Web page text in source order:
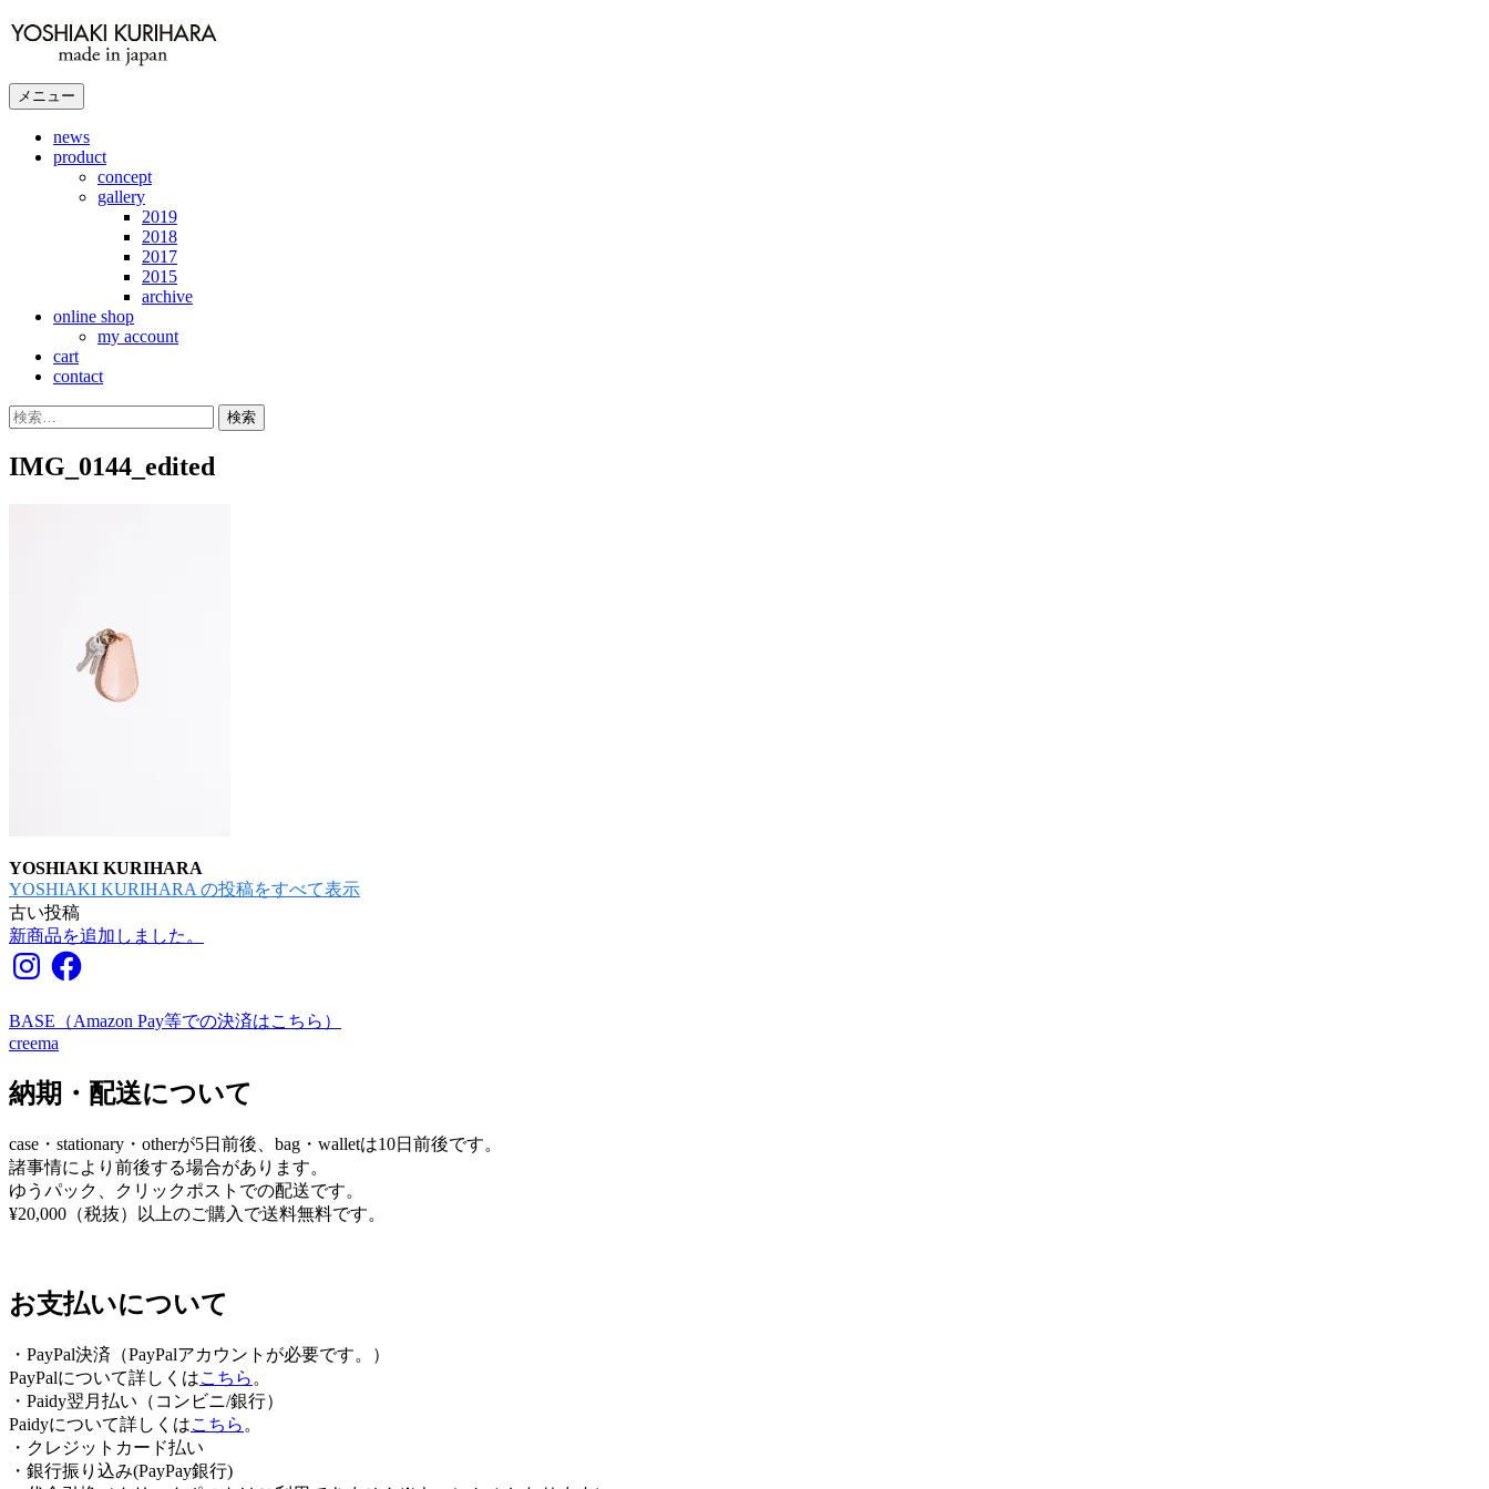
ン
ン
ツ
メニュー
news
product
concept
gallery
2019
2018
2017
2015
archive
online shop
my account
cart
contact
検
IMG_0144_edited
YOSHIAKI KURIHARA
YOSHIAKI KURIHARA の投稿をすべて表示
投
稿
ビ
ゲ
ー
ョ
ン
古い投稿
新商品を追加しました。
InstagramFacebook
BASE（Amazon Pay等での決済はこちら）
creema
納期・配送について
case・stationary・otherが5日前後、bag・walletは10日前後です。
諸事情により前後する場合があります。
ゆうパック、クリックポストでの配送です。
¥20,000（税抜）以上のご購入で送料無料です。
お支払いについて
・PayPal決済（PayPalアカウントが必要です。）
PayPalについて詳しくはこちら 。
・Paidy翌⽉払い（コンビニ/銀⾏）
Paidyについて詳しくはこちら 。
・クレジットカード払い
・銀行振り込み(PayPay銀行)